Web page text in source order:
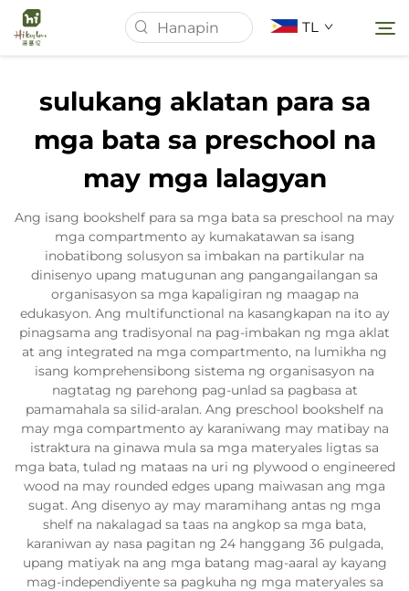
TL
Tungkol Sa Amin
Mga Produkto
Balita
Mga kaso
Makipag-ugnayan sa Amin
sulukang aklatan para sa
mga bata sa preschool na
may mga lalagyan
Ang isang bookshelf para sa mga bata sa preschool na may
mga compartmento ay kumakatawan sa isang
inobatibong solusyon sa imbakan na partikular na
dinisenyo upang matugunan ang pangangailangan sa
organisasyon sa mga kapaligiran ng maagap na
edukasyon. Ang multifunctional na kasangkapan na ito ay
pinagsama ang tradisyonal na pag-imbakan ng mga aklat
at ang integrated na mga compartmento, na lumikha ng
isang komprehensibong sistema ng organisasyon na
nagtatag ng parehong pag-unlad sa pagbasa at
pamamahala sa silid-aralan. Ang preschool bookshelf na
may mga compartmento ay karaniwang may matibay na
istraktura na ginawa mula sa mga materyales ligtas sa
mga bata, tulad ng mataas na uri ng plywood o engineered
wood na may rounded edges upang maiwasan ang mga
sugat. Ang disenyo ay may maramihang antas ng mga
shelf na nakalagad sa taas na angkop sa mga bata,
karaniwan ay nasa pagitan ng 24 hanggang 36 pulgada,
upang matiyak na ang mga batang mag-aaral ay kayang
mag-independiyente sa pagkuha ng mga materyales sa